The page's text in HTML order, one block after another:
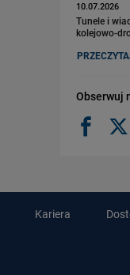
10.07.2026
Tunele i
kolejowo-
Obserwuj
Kariera